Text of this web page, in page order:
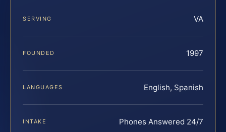
SERVING VA
FOUNDED 1997
LANGUAGES English, Spanish
INTAKE Phones Answered 24/7